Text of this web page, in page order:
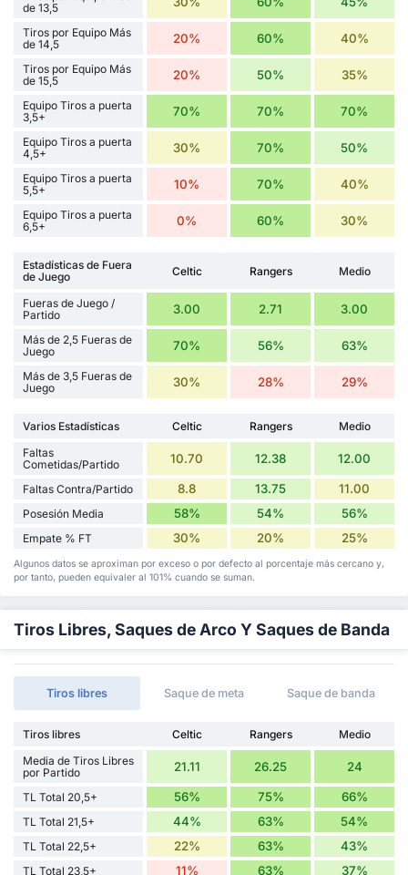
de 13,5
Tiros por Equipo Más
de 14,5
20% 60% 40%
Tiros por Equipo Más
de 15,5
20% 50% 35%
Equipo Tiros a puerta
3,5+
70% 70% 70%
Equipo Tiros a puerta
4,5+
30% 70% 50%
Equipo Tiros a puerta
5,5+
10% 70% 40%
Equipo Tiros a puerta
6,5+
0% 60% 30%
Estadísticas de Fuera
de Juego
Celtic Rangers Medio
Fueras de Juego /
Partido
3.00 2.71 3.00
Más de 2,5 Fueras de
Juego
70% 56% 63%
Más de 3,5 Fueras de
Juego
30% 28% 29%
Varios Estadísticas Celtic Rangers
Medio
Faltas
Cometidas/Partido
10.70 12.38 12.00
Faltas Contra/Partido 8.8 13.75 11.00
Posesión Media 58% 54% 56%
Empate % FT 30% 20% 25%
Algunos datos se aproximan por exceso o por defecto al porcentaje más cercano y,
por tanto, pueden equivaler al 101% cuando se suman.
Tiros Libres, Saques de Arco Y Saques de Banda
Tiros libres Saque de meta Saque de banda
Tiros libres Celtic Rangers
Medio
Media de Tiros Libres
por Partido
21.11 26.25 24
TL Total 20,5+ 56% 75% 66%
TL Total 21,5+ 44% 63% 54%
TL Total 22,5+ 22% 63% 43%
TL Total 23,5+ 11% 63% 37%